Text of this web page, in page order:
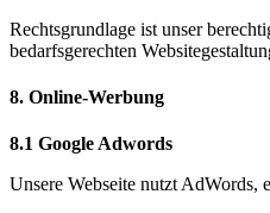
Rechtsgrundlage ist unser
bedarfsgerechten
8. Online-Werbung
8.1 Google Adwords
Unsere Webseite nutzt AdWords,